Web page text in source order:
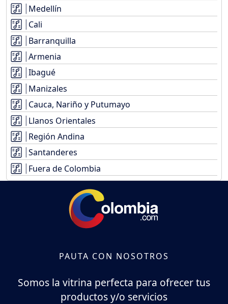
Medellín
Cali
Barranquilla
Armenia
Ibagué
Manizales
Cauca, Nariño y Putumayo
Llanos Orientales
Región Andina
Santanderes
Fuera de Colombia
PAUTA CON NOSOTROS
Somos la vitrina perfecta para ofrecer tus
productos y/o servicios